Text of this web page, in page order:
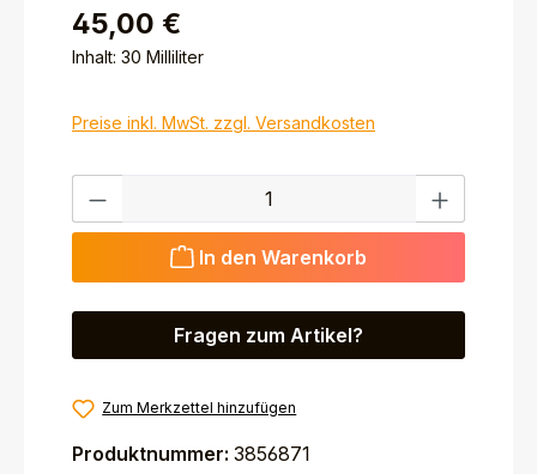
45,00 €
Inhalt: 30 Milliliter
Preise inkl. MwSt. zzgl. Versandkosten
Produkt Anzahl: Gib den gewünschten Wert ein
In den Warenkorb
Fragen zum Artikel?
Zum Merkzettel hinzufügen
Produktnummer: 3856871